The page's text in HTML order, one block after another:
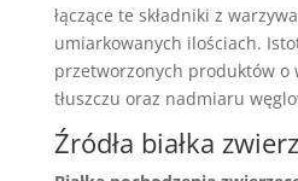
łączące te składniki z
umiarkowanych ilościach.
przetworzonych produktów o
tłuszczu oraz nadmiaru
Źródła białka